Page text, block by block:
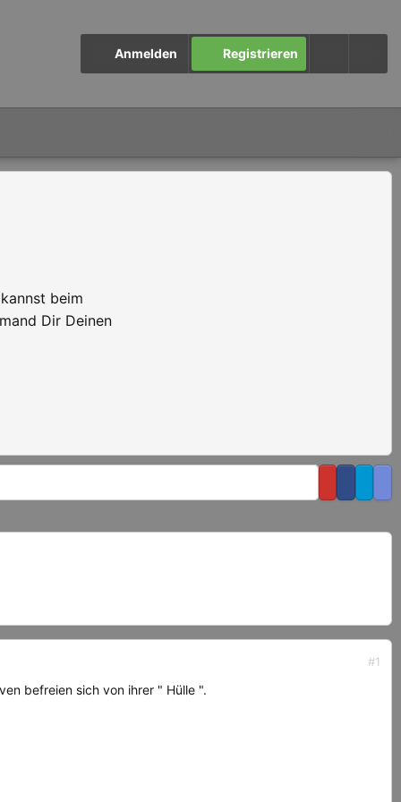
Anmelden Registrieren
beim
Dir Deinen
#1
befreien sich von ihrer " Hülle ".